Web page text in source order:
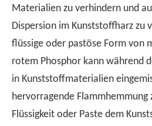
Verständnis der Merkmale von halogenfreien flammenretterten PP
Halogenfreie
Materialien zu verhindern und
Dispersion im Kunststoffharz zu
flüssige oder pastöse Form von
rotem Phosphor kann während
in Kunststoffmaterialien
hervorragende Flammhemmung
Flüssigkeit oder Paste dem